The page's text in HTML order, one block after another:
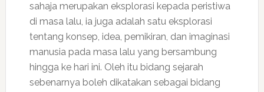
sahaja merupakan eksplorasi kepada peristiwa
di masa lalu, ia juga adalah satu eksplorasi
tentang konsep, idea, pemikiran, dan imaginasi
manusia pada masa lalu yang bersambung
hingga ke hari ini. Oleh itu bidang sejarah
sebenarnya boleh dikatakan sebagai bidang